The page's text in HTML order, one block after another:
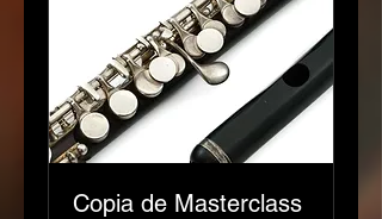
Copia de Masterclass